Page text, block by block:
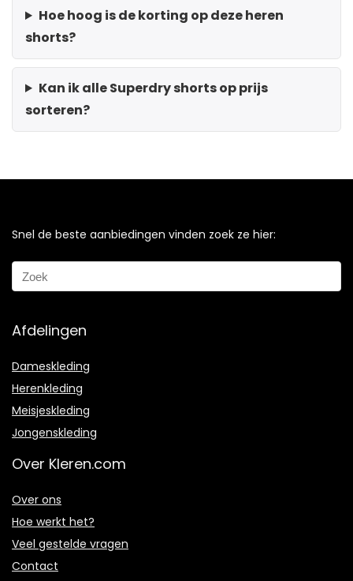
Hoe hoog is de korting op deze heren
shorts?
Kan ik alle Superdry shorts op prijs
sorteren?
Snel de beste aanbiedingen vinden zoek ze hier:
Afdelingen
Dameskleding
Herenkleding
Meisjeskleding
Jongenskleding
Over Kleren.com
Over ons
Hoe werkt het?
Veel gestelde vragen
Contact